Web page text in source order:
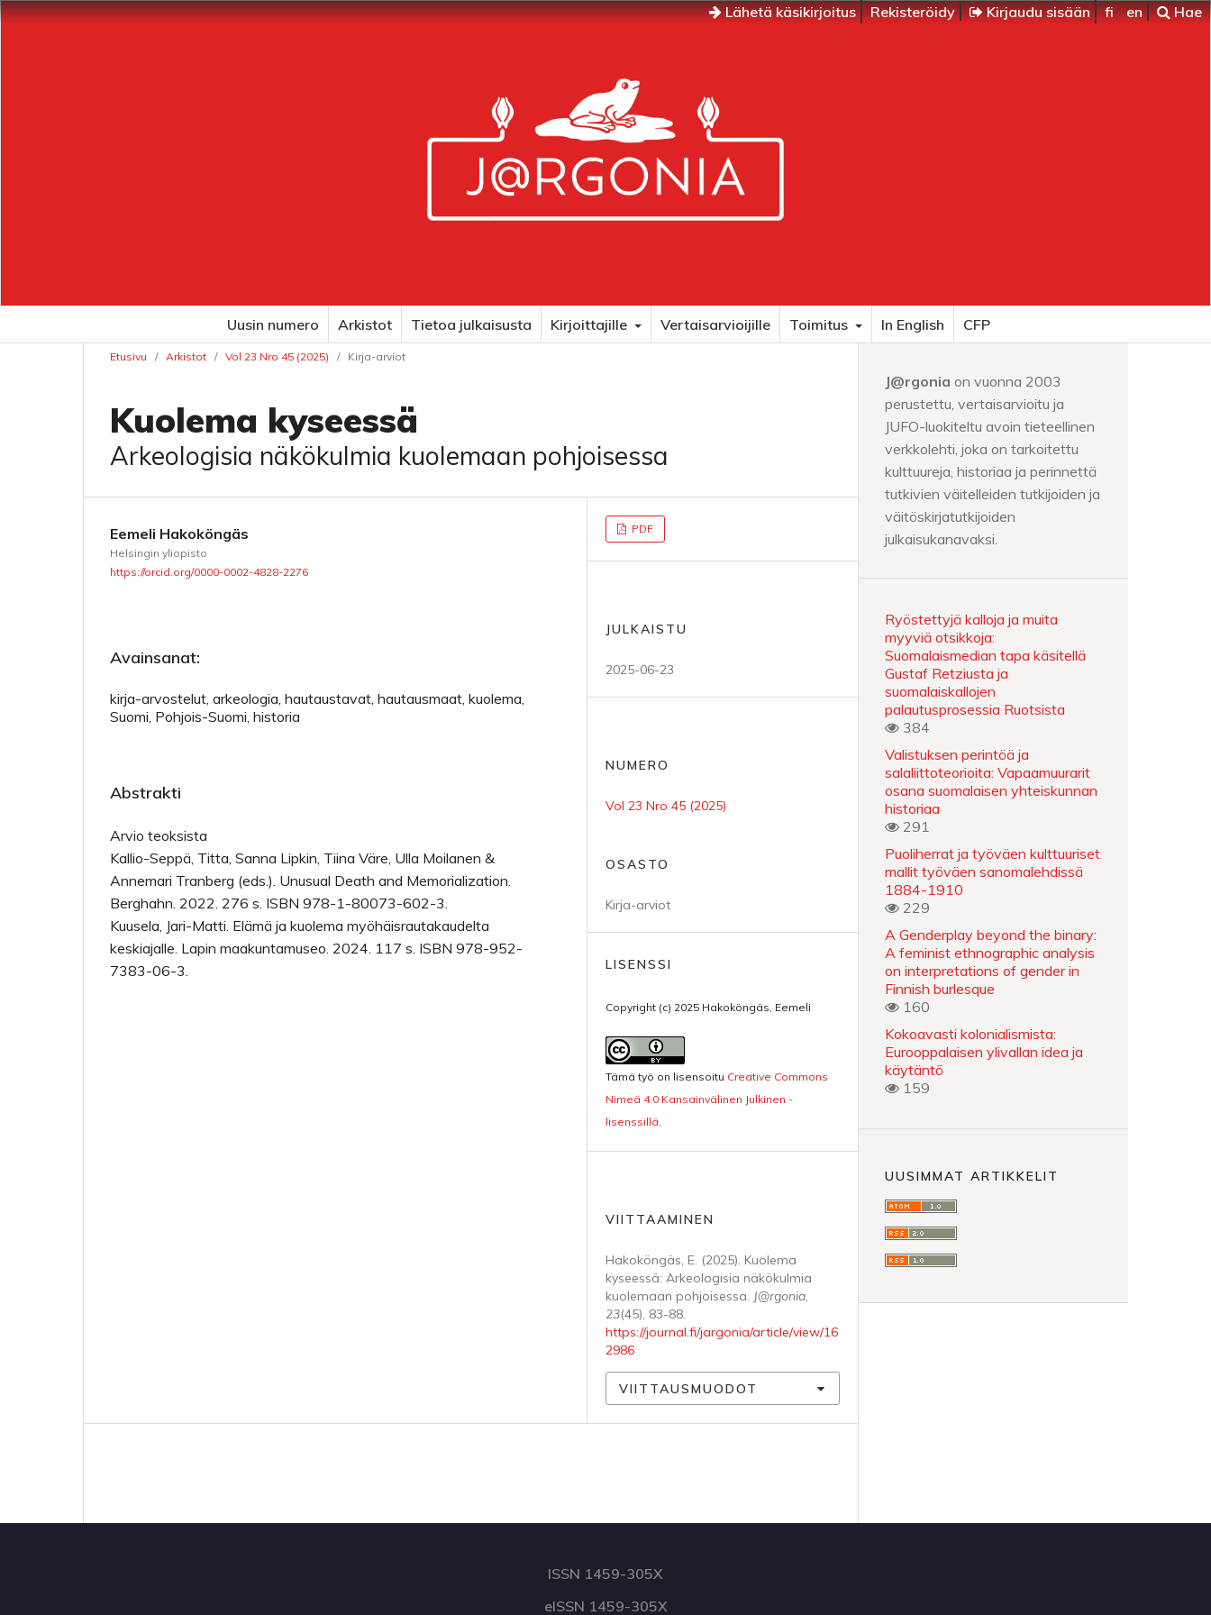
Lähetä käsikirjoitus Rekisteröidy Kirjaudu sisään fi en Hae
Uusin numero Arkistot Tietoa julkaisusta Kirjoittajille Vertaisarvioijille Toimitus In English CFP
Etusivu / Arkistot / Vol 23 Nro 45 (2025) / Kirja-arviot
Kuolema kyseessä
Arkeologisia näkökulmia kuolemaan pohjoisessa
Eemeli Hakoköngäs
Helsingin yliopisto
https://orcid.org/0000-0002-4828-2276
Avainsanat:
kirja-arvostelut, arkeologia, hautaustavat, hautausmaat, kuolema,
Suomi, Pohjois-Suomi, historia
Abstrakti
Arvio teoksista
Kallio-Seppä, Titta, Sanna Lipkin, Tiina Väre, Ulla Moilanen &
Annemari Tranberg (eds.). Unusual Death and Memorialization.
Berghahn. 2022. 276 s. ISBN 978-1-80073-602-3.
Kuusela, Jari-Matti. Elämä ja kuolema myöhäisrautakaudelta
keskiajalle. Lapin maakuntamuseo. 2024. 117 s. ISBN 978-952-
7383-06-3.
PDF
JULKAISTU
2025-06-23
NUMERO
Vol 23 Nro 45 (2025)
OSASTO
Kirja-arviot
LISENSSI
Copyright (c) 2025 Hakoköngäs, Eemeli
Tämä työ on lisensoitu Creative Commons
Nimeä 4.0 Kansainvälinen Julkinen -
lisenssillä.
VIITTAAMINEN
Hakoköngäs, E. (2025). Kuolema
kyseessä: Arkeologisia näkökulmia
kuolemaan pohjoisessa. J@rgonia,
23(45), 83-88.
https://journal.fi/jargonia/article/view/16
2986
VIITTAUSMUODOT
J@rgonia on vuonna 2003
perustettu, vertaisarvioitu ja
JUFO-luokiteltu avoin tieteellinen
verkkolehti, joka on tarkoitettu
kulttuureja, historiaa ja perinnettä
tutkivien väitelleiden tutkijoiden ja
väitöskirjatutkijoiden
julkaisukanavaksi.
Ryöstettyjä kalloja ja muita
myyviä otsikkoja:
Suomalaismedian tapa käsitellä
Gustaf Retziusta ja
suomalaiskallojen
palautusprosessia Ruotsista
384
Valistuksen perintöä ja
salaliittoteorioita: Vapaamuurarit
osana suomalaisen yhteiskunnan
historiaa
291
Puoliherrat ja työväen kulttuuriset
mallit työväen sanomalehdissä
1884-1910
229
A Genderplay beyond the binary:
A feminist ethnographic analysis
on interpretations of gender in
Finnish burlesque
160
Kokoavasti kolonialismista:
Eurooppalaisen ylivallan idea ja
käytäntö
159
UUSIMMAT ARTIKKELIT
ISSN 1459-305X
eISSN 1459-305X